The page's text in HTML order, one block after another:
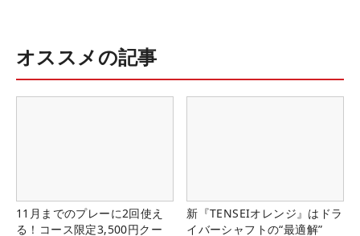
オススメの記事
11月までのプレーに2回使え
る！コース限定3,500円クー
新『TENSEIオレンジ』はドラ
イバーシャフトの“最適解”